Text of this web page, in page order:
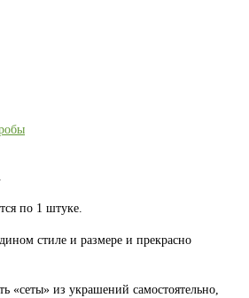
по 1 штуке.
стиле и размере и прекрасно
«сеты» из украшений самостоятельно,